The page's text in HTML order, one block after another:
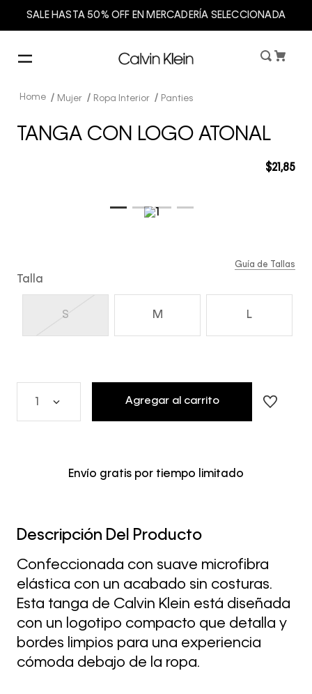
SALE HASTA 50% OFF EN MERCADERÍA SELECCIONADA
Mujer Ropa Interior Panties
TANGA CON LOGO ATONAL
$21 ,85
Talla
S M L
Guía de Tallas
Agregar al carrito
Envío gratis por tiempo limitado
Descripción Del Producto
Confeccionada con suave microfibra
elástica con un acabado sin costuras.
Esta tanga de Calvin Klein está diseñada
con un logotipo compacto que detalla y
bordes limpios para una experiencia
cómoda debajo de la ropa.